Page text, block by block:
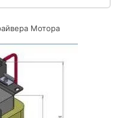
Мотора